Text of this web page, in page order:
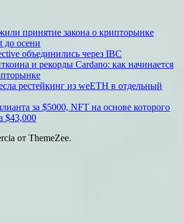
принятие закона о крипторынке
осени
объединились через IBC
и рекорды Cardano: как начинается
рестейкинг из weETH в отдельный
за $5000, NFT на основе которого
$43,000
от ThemeZee.